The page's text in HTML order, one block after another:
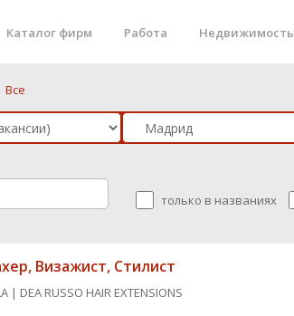
Каталог фирм Работа Недвижимость
Все
только в названиях
Визажист, Стилист
DEA RUSSO HAIR EXTENSIONS